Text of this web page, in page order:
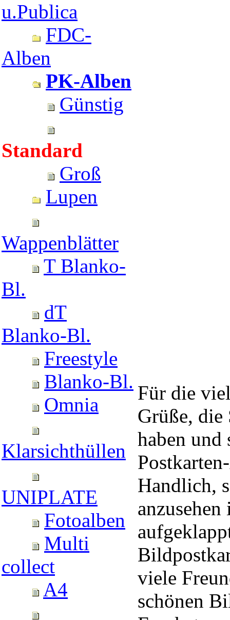
u.Publica
FDC-
Alben
PK-Alben
Günstig
Standard
Groß
Lupen
Wappenblätter
T Blanko-
Bl.
dT
Blanko-Bl.
Freestyle
Blanko-Bl.
Omnia
Klarsichthüllen
UNIPLATE
Fotoalben
Multi
collect
A4
Für die
Grüße, die
haben und
Handlich,
viele
schönen